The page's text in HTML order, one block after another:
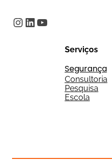
Instagram LinkedIn Youtube
Serviços
Segurança
Consultoria
Pesquisa
Escola